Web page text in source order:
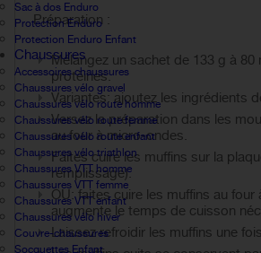
Sac à dos Enduro
Protection Enduro
Protection Enduro Enfant
Chaussures
Accessoires chaussures
Chaussures vélo gravel
Chaussures vélo route homme
Chaussures vélo route femme
Chaussures vélo route enfant
Chaussures vélo triathlon
Chaussures VTT homme
Chaussures VTT femme
Chaussures VTT enfant
Chaussures vélo hiver
Couvre-chaussures
Socquettes Enfant
Préparation :
Mélangez un sachet de 133 g à
protéines.
Variantes: ajoutez les ingrédients
Versez la préparation dans les
au four à micro-ondes.
Faites cuire les muffins sur la
remplissage).
OU: faites cuire les muffins au
augmente le temps de cuisson
Laissez refroidir les muffins une